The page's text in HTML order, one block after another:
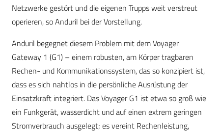
Netzwerke gestört und die eigenen Trupps weit verstreut
operieren, so Anduril bei der Vorstellung.
Anduril begegnet diesem Problem mit dem Voyager
Gateway 1 (G1) – einem robusten, am Körper tragbaren
Rechen- und Kommunikationssystem, das so konzipiert ist,
dass es sich nahtlos in die persönliche Ausrüstung der
Einsatzkraft integriert. Das Voyager G1 ist etwa so groß wie
ein Funkgerät, wasserdicht und auf einen extrem geringen
Stromverbrauch ausgelegt; es vereint Rechenleistung,